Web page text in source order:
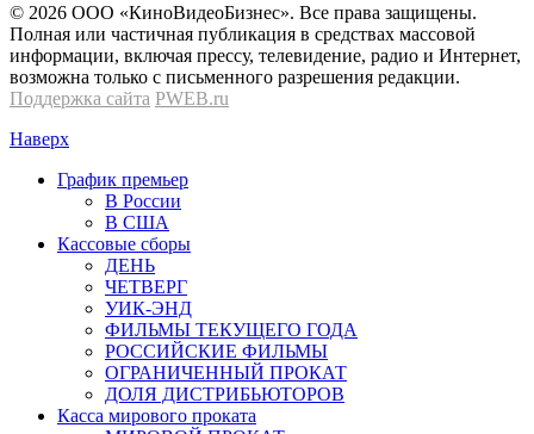
© 2026 OOО «КиноВидеоБизнес». Все права защищены.
Полная или частичная публикация в средствах массовой
информации, включая прессу, телевидение, радио и Интернет,
возможна только с письменного разрешения редакции.
Поддержка сайта PWEB.ru
Наверх
График премьер
В России
В США
Кассовые сборы
ДЕНЬ
ЧЕТВЕРГ
УИК-ЭНД
ФИЛЬМЫ ТЕКУЩЕГО ГОДА
РОССИЙСКИЕ ФИЛЬМЫ
ОГРАНИЧЕННЫЙ ПРОКАТ
ДОЛЯ ДИСТРИБЬЮТОРОВ
Касса мирового проката